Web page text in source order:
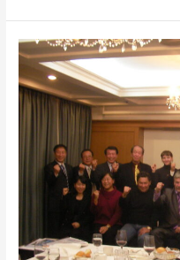
2010
冬
季
兩
立